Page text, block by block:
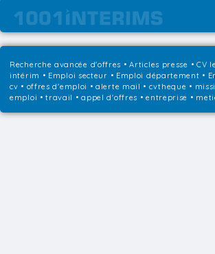
Recherche avancée d'offres •Articles presse • CV
intérim • Emploi secteur • Emploi département •
cv • offres d'emploi • alerte mail • cvtheque •
emploi • travail • appel d'offres • entreprise •